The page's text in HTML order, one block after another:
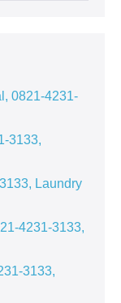
0821-4231-
3133,
Laundry
4231-3133,
3133,